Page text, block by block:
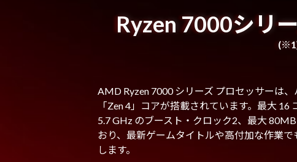
Ryzen 7000シリ
AMD Ryzen 7000 シリーズ プロセッサーは
「Zen 4」コアが搭載されています。最大 16
5.7 GHz のブースト・クロック2、最大
おり、最新ゲームタイトルや高付加な作業
します。